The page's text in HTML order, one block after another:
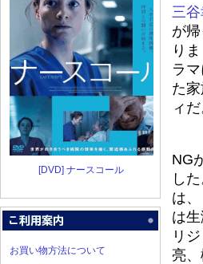
[DVD] ナースコール
お買い物方法について
三
が
り
ラ
た
ィだ
NG
し
は
は
リ
亮